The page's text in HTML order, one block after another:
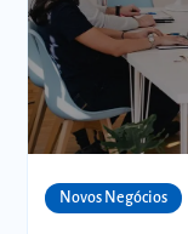
Novos Negócios